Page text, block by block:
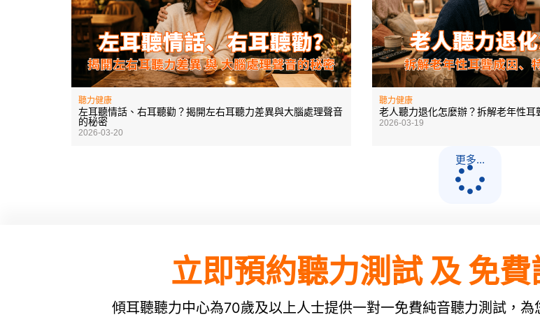
聽力健康
左耳聽情話、右耳聽勸？揭開左右耳聽力差異與大腦處理聲音
的秘密
2026-03-20
聽力健康
老人聽力退化怎麼辦？拆解老年性
2026-03-19
更多...
立即預約聽力測試 及 免
傾耳聽聽力中心為70歲及以上人士提供一對一免費純音聽力測試，